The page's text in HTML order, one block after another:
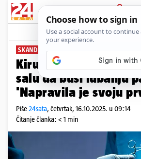
PRIJAVA
News
SKANDAL U AUSTRIJI
Kirurginja pustila kćer
salu da buši lubanju
'Napravila je svoju
Piše24sata, četvrtak, 16.10.2025. u 09:14
Čitanje članka: < 1 min